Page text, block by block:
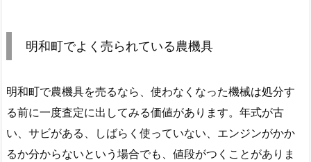
明和町でよく売られている農機具
明和町で農機具を売るなら、使わなくなった機械は処分す
る前に一度査定に出してみる価値があります。年式が古
い、サビがある、しばらく使っていない、エンジンがかか
るか分からないという場合でも、値段がつくことがありま